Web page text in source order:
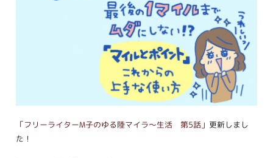
「フリーライターM子のゆる陸マイラ〜生活 第5話」 更新しまし
た！